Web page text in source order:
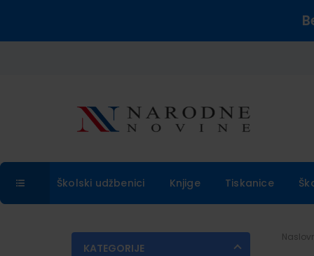
Školski udžbenici Knjige Tiskanice
KATEGORIJE